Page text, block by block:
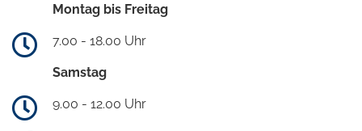
Montag bis Freitag
7.00 - 18.00 Uhr
Samstag
9.00 - 12.00 Uhr